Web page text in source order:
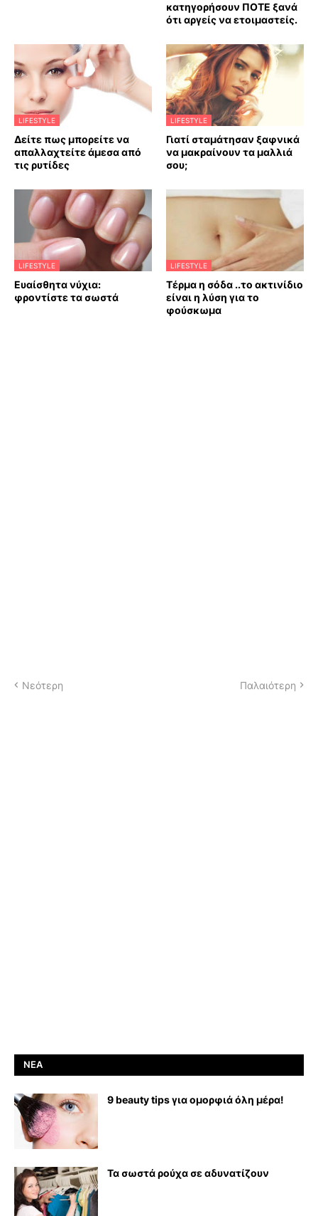
κατηγορήσουν ΠΟΤΕ ξανά
ότι αργείς να ετοιμαστείς.
LIFESTYLE
Δείτε πως μπορείτε να
απαλλαχτείτε άμεσα από
τις ρυτίδες
LIFESTYLE
Γιατί σταμάτησαν ξαφνικά
να μακραίνουν τα μαλλιά
σου;
LIFESTYLE
Ευαίσθητα νύχια:
φροντίστε τα σωστά
LIFESTYLE
Τέρμα η σόδα ..το ακτινίδιο
είναι η λύση για το
φούσκωμα
Νεότερη Παλαιότερη
ΝΈΑ
9 beauty tips για ομορφιά όλη μέρα!
Τα σωστά ρούχα σε αδυνατίζουν